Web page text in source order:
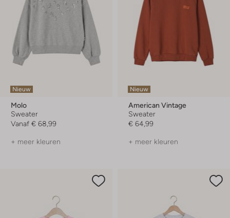
Nieuw
Molo
Sweater
Vanaf € 68,99
+ meer kleuren
Nieuw
American Vintage
Sweater
€ 64,99
+ meer kleuren